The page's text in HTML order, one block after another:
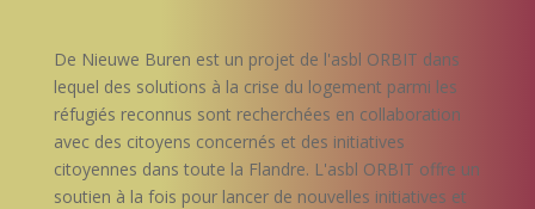
De Nieuwe Buren est un projet de l'asbl ORBIT dans
lequel des solutions à la crise du logement parmi les
réfugiés reconnus sont recherchées en collaboration
avec des citoyens concernés et des initiatives
citoyennes dans toute la Flandre. L'asbl ORBIT offre un
soutien à la fois pour lancer de nouvelles initiatives et